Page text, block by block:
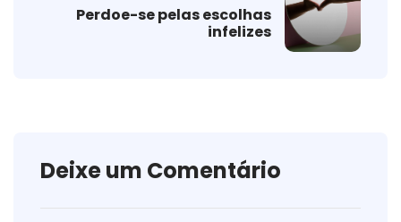
Perdoe-se pelas escolhas
infelizes
Deixe um Comentário